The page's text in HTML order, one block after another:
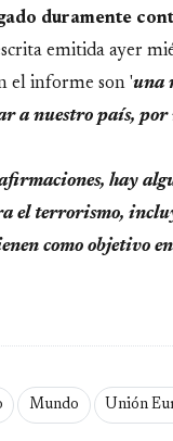
duramente
emitida ayer
el informe son 'una
a nuestro país,
afirmaciones, hay
el terrorismo,
como objetivo
Mundo Unión